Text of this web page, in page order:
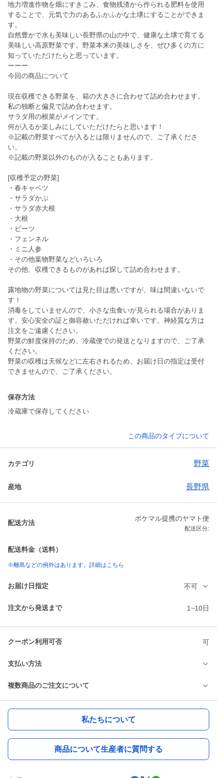
地力増進作物を畑にすきこみ、食物残渣から作られる肥料を使用
することで、元気で力のあるふかふかな土壌にすることができま
す。
自然豊かで水も美味しい長野県の山の中で、健康な土壌で育てる
美味しい高原野菜です。野菜本来の美味しさを、ぜひ多くの方に
知っていただけたらと思っています。
ーーー
今回の商品について
現在収穫できる野菜を、箱の大きさに合わせて詰め合わせます。
私の独断と偏見で詰め合わせます。
サラダ用の根菜がメインです。
何が入るか楽しみにしていただけたらと思います！
※記載の野菜すべてが入るとは限りませんので、ご了承くださ
い。
※記載の野菜以外のものが入ることもあります。
[収穫予定の野菜]
・春キャベツ
・サラダかぶ
・サラダ赤大根
・大根
・ビーツ
・フェンネル
・ミニ人参
・その他葉物野菜などいろいろ
その他、収穫できるものがあれば探して詰め合わせます。
露地物の野菜については見た目は悪いですが、味は間違いないで
す！
消毒をしていませんので、小さな虫食いが見られる場合がありま
す。安心安全の証と御容赦いただければ幸いです。神経質な方は
注文をご遠慮ください。
野菜の鮮度保持のため、冷蔵便での発送となりますので、ご了承
ください。
野菜の収穫は天候などに左右されるため、お届け日の指定は受付
できませんので、ご了承ください。
保存方法
冷蔵庫で保存してください
この商品のタイプについて
カテゴリ 野菜
産地 長野県
配送方法
ポケマル提携のヤマト便
配送区分:
配送料金（送料）
※離島などの例外はあります。詳細はこちら
お届け日指定 不可
注文から発送まで 1~10日
クーポン利用可否 可
支払い方法
複数商品のご注文について
私たちについて
商品について生産者に質問する